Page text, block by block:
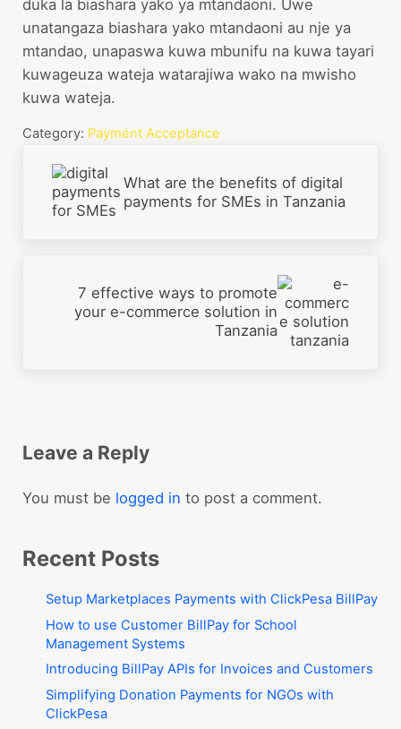
duka la biashara yako ya mtandaoni. Uwe
unatangaza biashara yako mtandaoni au nje ya
mtandao, unapaswa kuwa mbunifu na kuwa tayari
kuwageuza wateja watarajiwa wako na mwisho
kuwa wateja.
Category: Payment Acceptance
What are the benefits of digital
payments for SMEs in Tanzania
7 effective ways to promote
your e-commerce solution in
Tanzania
Leave a Reply
You must be logged in to post a comment.
Sidebar
Recent Posts
Setup Marketplaces Payments with ClickPesa BillPay
How to use Customer BillPay for School
Management Systems
Introducing BillPay APIs for Invoices and Customers
Simplifying Donation Payments for NGOs with
ClickPesa